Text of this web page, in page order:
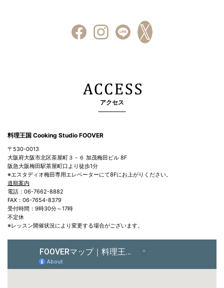
アクセス
料理王国 Cooking Studio FOOVER
〒530-0013
大阪府大阪市北区茶屋町３－６ 加茂梅田ビル 8F
阪急大阪梅田駅茶屋町口より徒歩1分
※エスタディオ梅田専用エレベーターにて8Fにお上がりください。
道順案内
電話：06-7662-8882
FAX：06-7654-8379
受付時間：9時30分～17時
不定休
※レッスン開催状況により変更する場合がございます。